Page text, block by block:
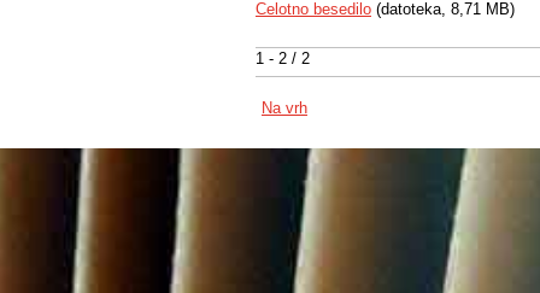
1 - 2 / 2
Celotno besedilo (datoteka, 8,71 MB)
Na vrh